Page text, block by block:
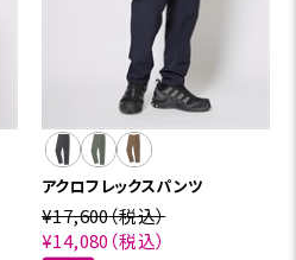
アクロフレックスパンツ
¥17,600（税込）
¥14,080 （税込）